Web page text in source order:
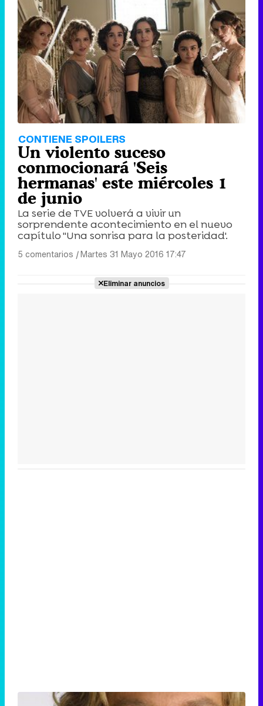
CONTIENE SPOILERS
Un violento suceso
conmocionará 'Seis
hermanas' este miércoles 1
de junio
La serie de TVE volverá a vivir un
sorprendente acontecimiento en el nuevo
capítulo ''Una sonrisa para la posteridad'.
5 comentarios |Martes 31 Mayo 2016 17:47
Eliminar anuncios